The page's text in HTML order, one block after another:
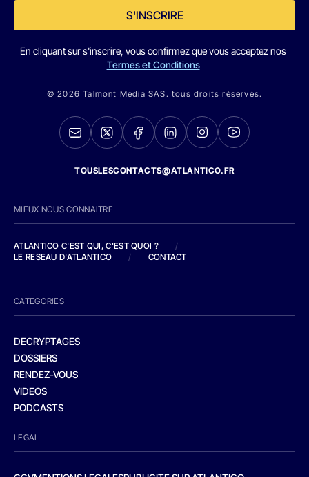
S'INSCRIRE
En cliquant sur s'inscrire, vous confirmez que vous acceptez nos
Termes et Conditions
© 2026 Talmont Media SAS. tous droits réservés.
TOUSLESCONTACTS@ATLANTICO.FR
MIEUX NOUS CONNAITRE
ATLANTICO C'EST QUI, C'EST QUOI ?
/
LE RESEAU D'ATLANTICO
/ CONTACT
CATEGORIES
DECRYPTAGES
DOSSIERS
RENDEZ-VOUS
VIDEOS
PODCASTS
LEGAL